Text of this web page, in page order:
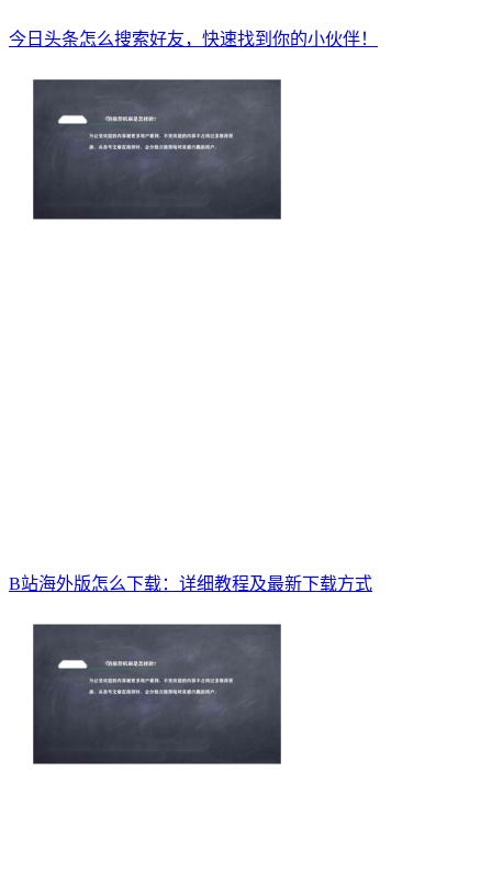
今日头条怎么搜索好友，快速找到你的小伙伴！
B站海外版怎么下载：详细教程及最新下载方式